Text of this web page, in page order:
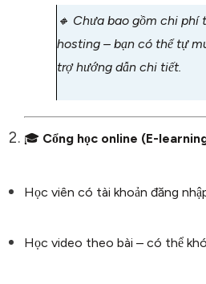
🔸 Chưa bao gồm chi phí
hosting – bạn có thể tự
trợ hướng dẫn chi tiết.
🎓 Cổng học online (E-
Học viên có tài khoản đăng
Học video theo bài – có thể